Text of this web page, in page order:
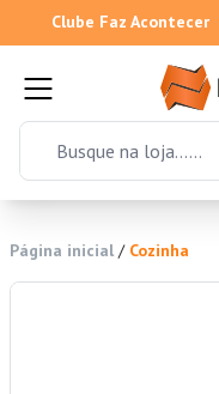
Clube Faz Acontecer
Página inicial / Cozinha